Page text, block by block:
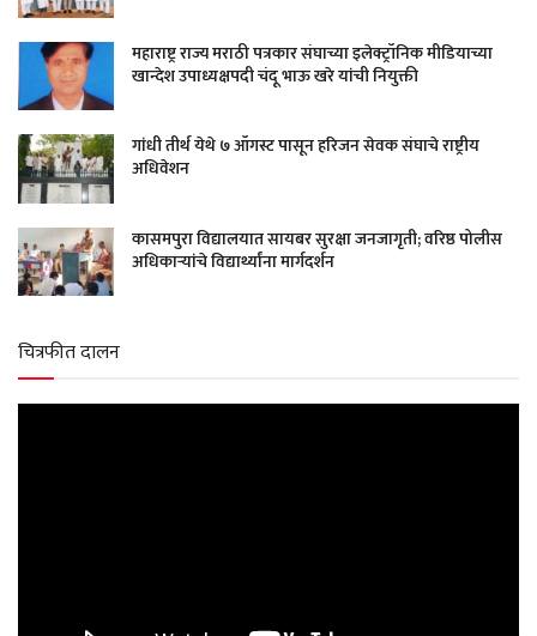
महाराष्ट्र राज्य मराठी पत्रकार संघाच्या इलेक्ट्रॉनिक मीडियाच्या
खान्देश उपाध्यक्षपदी चंदू भाऊ खरे यांची नियुक्ती
गांधी तीर्थ येथे ७ ऑगस्ट पासून हरिजन सेवक संघाचे राष्ट्रीय
अधिवेशन
कासमपुरा विद्यालयात सायबर सुरक्षा जनजागृती; वरिष्ठ पोलीस
अधिकाऱ्यांचे विद्यार्थ्यांना मार्गदर्शन
चित्रफीत दालन